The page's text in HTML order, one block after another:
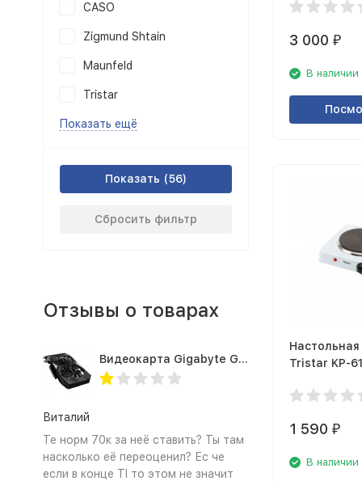
3 000 ₽
В наличии
Tristar KP-
1 590 ₽
В наличии
CASO
Zigmund Shtain
Maunfeld
Tristar
Показать ещё
Показать
Сбросить фильтр
Отзывы о товарах
Видеокарта Gigabyte GTX1660TI 6GB (GV-N166TOC-6GD 1.0A)
Виталий
Те норм 70к за неё ставить? Ты там
насколько её переоценил? Ес че
если в конце TI то этом не значит